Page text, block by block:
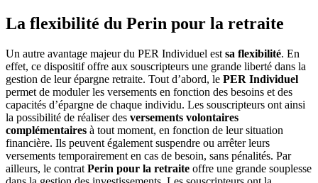
La flexibilité du Perin pour la retraite
Un autre avantage majeur du PER Individuel est sa flexibilité. En
effet, ce dispositif offre aux souscripteurs une grande liberté dans la
gestion de leur épargne retraite. Tout d’abord, le PER Individuel
permet de moduler les versements en fonction des besoins et des
capacités d’épargne de chaque individu. Les souscripteurs ont ainsi
la possibilité de réaliser des versements volontaires
complémentaires à tout moment, en fonction de leur situation
financière. Ils peuvent également suspendre ou arrêter leurs
versements temporairement en cas de besoin, sans pénalités. Par
ailleurs, le contrat Perin pour la retraite offre une grande souplesse